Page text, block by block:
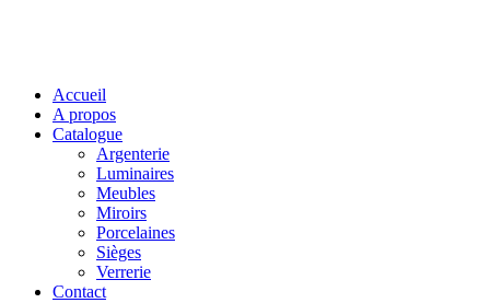
Accueil
A propos
Catalogue
Argenterie
Luminaires
Meubles
Miroirs
Porcelaines
Sièges
Verrerie
Contact